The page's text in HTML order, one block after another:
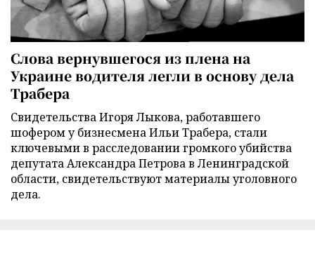
Слова вернувшегося из плена на
Украине водителя легли в основу дела
Трабера
Свидетельства Игоря Лыкова, работавшего
шофером у бизнесмена Ильи Трабера, стали
ключевыми в расследовании громкого убийства
депутата Александра Петрова в Ленинградской
области, свидетельствуют материалы уголовного
дела.